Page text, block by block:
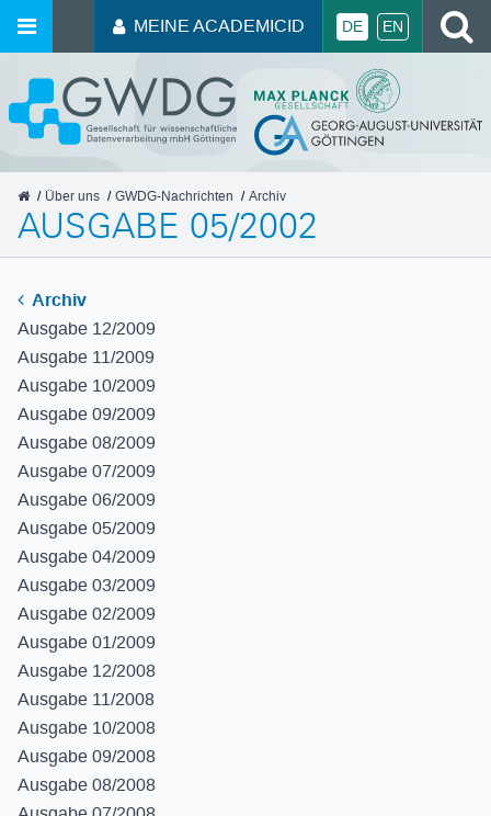
MEINE ACADEMICID DE EN
GWDG
Über uns GWDG-Nachrichten Archiv
AUSGABE 05/2002
Archiv
Ausgabe 12/2009
Ausgabe 11/2009
Ausgabe 10/2009
Ausgabe 09/2009
Ausgabe 08/2009
Ausgabe 07/2009
Ausgabe 06/2009
Ausgabe 05/2009
Ausgabe 04/2009
Ausgabe 03/2009
Ausgabe 02/2009
Ausgabe 01/2009
Ausgabe 12/2008
Ausgabe 11/2008
Ausgabe 10/2008
Ausgabe 09/2008
Ausgabe 08/2008